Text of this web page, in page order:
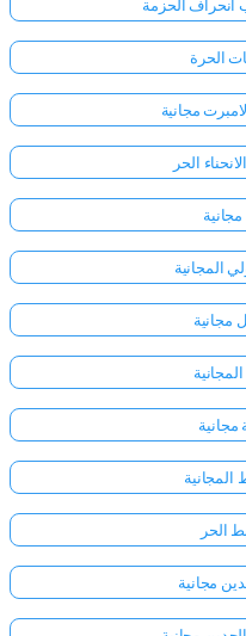
لا
توجد
أسئلة
اطرح
سؤالك
الأول
انحراف الحزمة
الحرة
مجانية
الحر
المجانية
مجانية
مجانية
المجانية
الحر
مجانية